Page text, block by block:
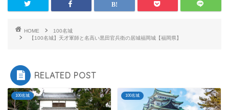
HOME
100名城
【100名城】天才軍師と名高い黒田官兵衛の居城福岡城【福岡県】
RELATED POST
100名城 100名城